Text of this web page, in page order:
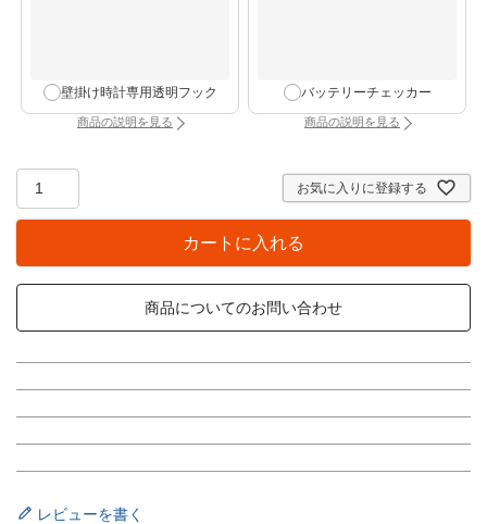
壁掛け時計専用透明フック
商品の説明を見る：壁掛け時計専用透明フック（別タブで開きます）
バッテリーチェッカー
商品の説明を見る：バッテリーチェッカ
お気に入りに登録する
カートに入れる
商品についてのお問い合わせ
レビューを書く